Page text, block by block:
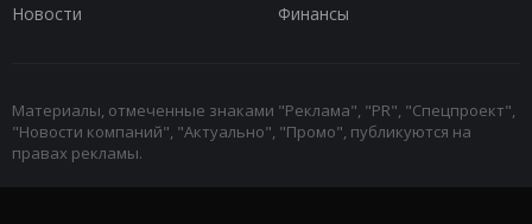
Новости
Финансы
Материалы, отмеченные знаками "Реклама", "PR", "Спецпроект",
"Новости компаний", "Актуально", "Промо", публикуются на
правах рекламы.